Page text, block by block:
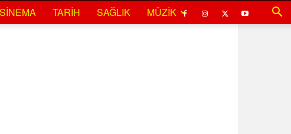
SINEMA TARIH SAĞLIK MÜZIK